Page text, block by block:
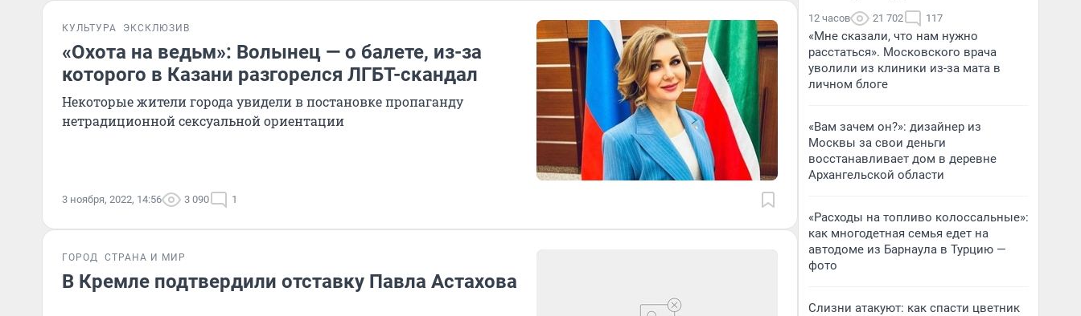
КУЛЬТУРА ЭКСКЛЮЗИВ
«Охота на ведьм»: Волынец — о балете, из-за
которого в Казани разгорелся ЛГБТ-скандал
Некоторые жители города увидели в постановке пропаганду
нетрадиционной сексуальной ориентации
3 ноября, 2022, 14:56 3 090 1
ГОРОД СТРАНА И МИР
В Кремле подтвердили отставку Павла Астахова
12 часов 21 702 117
«Мне сказали, что нам нужно
расстаться». Московского врача
уволили из клиники из-за мата в
личном блоге
«Вам зачем он?»: дизайнер из
Москвы за свои деньги
восстанавливает дом в деревне
Архангельской области
«Расходы на топливо колоссальные»:
как многодетная семья едет на
автодоме из Барнаула в Турцию —
фото
Слизни атакуют: как спасти цветник